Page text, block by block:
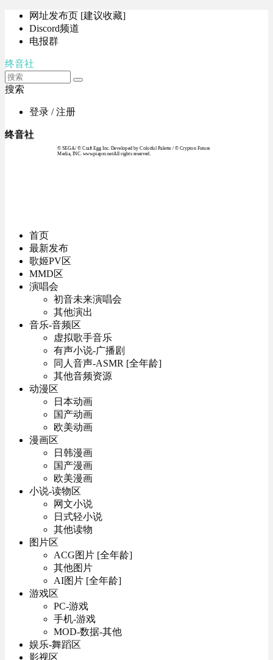
网址发布页 [建议收藏]
Discord频道
电报群
终音社
搜索
登录 / 注册
终音社
© SEGA / © Craft Egg Inc. Developed by Colorful Palette / © Crypton Future
Media, INC. www.piapro.netAll rights reserved.
首页
最新发布
歌姬PV区
MMD区
演唱会
初音未来演唱会
其他演出
音乐-音频区
虚拟歌手音乐
有声小说-广播剧
同人音声-ASMR [全年龄]
其他音频资源
动漫区
日本动画
国产动画
欧美动画
漫画区
日韩漫画
国产漫画
欧美漫画
小说-读物区
网文小说
日式轻小说
其他读物
图片区
ACG图片 [全年龄]
其他图片
AI图片 [全年龄]
游戏区
PC-游戏
手机-游戏
MOD-数据-其他
娱乐-舞蹈区
影视区